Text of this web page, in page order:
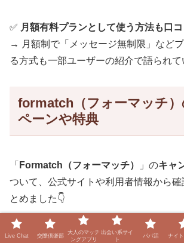
✅ 月額有料プランとして使う方法も口
→ 月額制で「メッセージ無制限」など
る方式も一部ユーザーの紹介で語られて
formatch（フォーマッチ
ペーンや特典
「 Formatch（フォーマッチ） 」のキャ
ついて、公式サイトや利用者情報から確
とめました👇
Live Chat 交際倶楽部
大人のマッチ
ングアプリ
出会い系サイ
ト
パパ活 ナイ